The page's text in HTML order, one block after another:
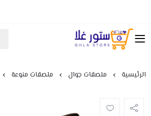
ستور غلا
الرئيسية ملصقات جوال ملصقات منوعة